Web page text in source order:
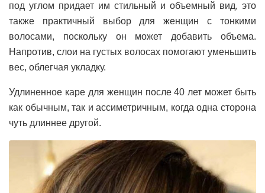
под углом придает им стильный и объемный вид, это
также практичный выбор для женщин с тонкими
волосами, поскольку он может добавить объема.
Напротив, слои на густых волосах помогают уменьшить
вес, облегчая укладку.
Удлиненное каре для женщин после 40 лет может быть
как обычным, так и ассиметричным, когда одна сторона
чуть длиннее другой.